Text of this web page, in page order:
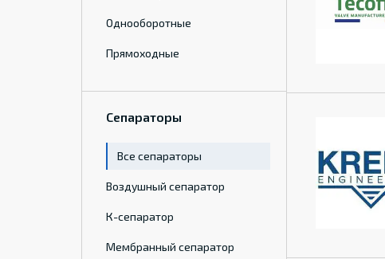
Однооборотные
Прямоходные
Сепараторы
Все сепараторы
Воздушный сепаратор
К-сепаратор
Мембранный сепаратор